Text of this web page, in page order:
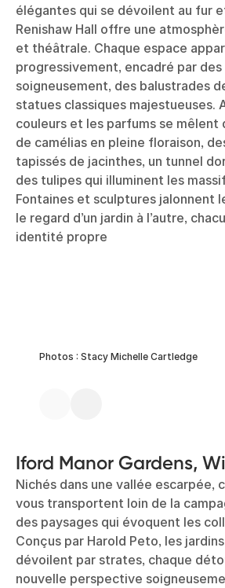
élégantes qui se dévoilent au fur
Renishaw Hall offre une
et théâtrale. Chaque espace
progressivement, encadré par
soigneusement, des balustrades
statues classiques majestueuses.
couleurs et les parfums se mêlent
de camélias en pleine floraison,
tapissés de jacinthes, un tunnel
des tulipes qui illuminent les
Fontaines et sculptures jalonnent
le regard d’un jardin à l’autre,
identité propre
Photos : Stacy Michelle Cartledge
Iford Manor Gardens,
Nichés dans une vallée escarpée,
vous transportent loin de la
des paysages qui évoquent les
Conçus par Harold Peto, les
dévoilent par strates, chaque
nouvelle perspective